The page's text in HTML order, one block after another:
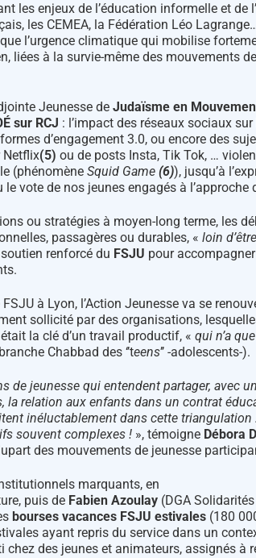
les enjeux de l’éducation informelle et de
les CEMEA, la Fédération Léo
que l’urgence climatique qui mobilise
liées à la survie-même des mouvements
Jeunesse de Judaïsme en
sur RCJ : l’impact des réseaux sociaux
d’engagement 3.0, ou encore des
Netflix(5) ou de posts Insta, Tik Tok, …
(phénomène Squid Game (6)), jusqu’à
vote de nos jeunes engagés à
ou stratégies à moyen-long terme, les
passagères ou durables, « loin
renforcé du FSJU pour
à Lyon, l’Action Jeunesse va se
sollicité par des organisations,
la clé d’un travail productif, « qui n’a
Chabbad des ‘’teens’’ -adolescents-).
de jeunesse qui entendent partager, avec
relation aux enfants dans un contrat
inéluctablement dans cette
souvent complexes ! », témoigne Débora
des mouvements de jeunesse
marquants, en
puis de Fabien Azoulay (DGA
bourses vacances FSJU estivales (180
ayant repris du service dans un
des jeunes et animateurs, assignés à